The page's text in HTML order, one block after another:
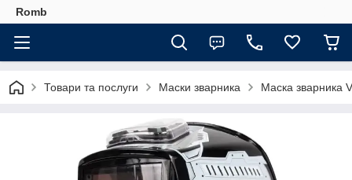
Romb
Товари та послуги Маски зварника Маска зварника